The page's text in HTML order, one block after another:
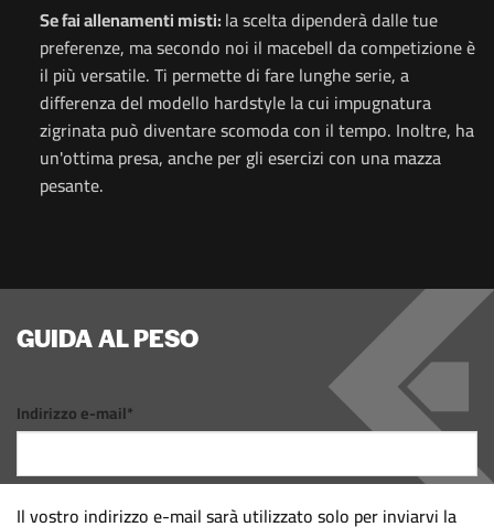
Se fai allenamenti misti:la scelta dipenderà dalle tue
preferenze, ma secondo noi il macebell da competizione è
il più versatile. Ti permette di fare lunghe serie, a
differenza del modello hardstyle la cui impugnatura
zigrinata può diventare scomoda con il tempo. Inoltre, ha
un'ottima presa, anche per gli esercizi con una mazza
pesante.
GUIDA AL PESO
Indirizzo e-mail*
Il vostro indirizzo e-mail sarà utilizzato solo per inviarvi la